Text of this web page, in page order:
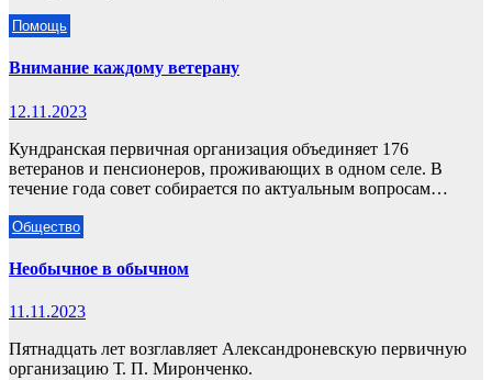
Помощь
Внимание каждому ветерану
12.11.2023
Кундранская первичная организация объединяет 176
ветеранов и пенсионеров, проживающих в одном селе. В
течение года совет собирается по актуальным вопросам…
Общество
Необычное в обычном
11.11.2023
Пятнадцать лет возглавляет Александроневскую первичную
организацию Т. П. Миронченко.